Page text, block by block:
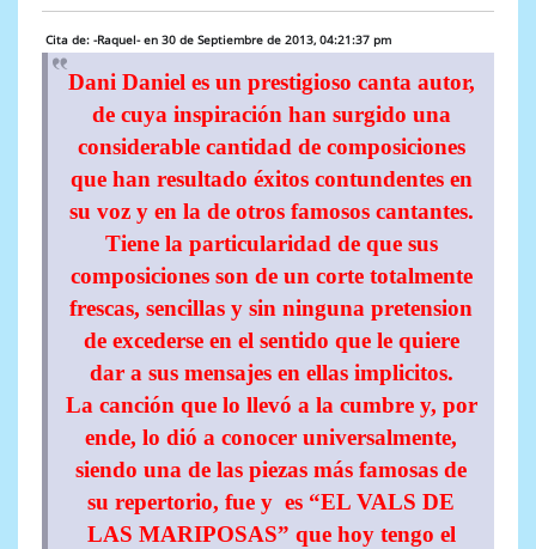
Cita de: -Raquel- en 30 de Septiembre de 2013, 04:21:37 pm
Dani Daniel es un prestigioso canta autor,
de cuya inspiración han surgido una
considerable cantidad de composiciones
que han resultado éxitos contundentes en
su voz y en la de otros famosos cantantes.
Tiene la particularidad de que sus
composiciones son de un corte totalmente
frescas, sencillas y sin ninguna pretension
de excederse en el sentido que le quiere
dar a sus mensajes en ellas implicitos.
La canción que lo llevó a la cumbre y, por
ende, lo dió a conocer universalmente,
siendo una de las piezas más famosas de
su repertorio, fue y es “EL VALS DE
LAS MARIPOSAS” que hoy tengo el